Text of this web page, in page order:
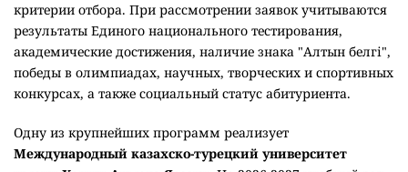
критерии отбора. При рассмотрении заявок учитываются
результаты Единого национального тестирования,
академические достижения, наличие знака "Алтын белгі",
победы в олимпиадах, научных, творческих и спортивных
конкурсах, а также социальный статус абитуриента.
Одну из крупнейших программ реализует
Международный казахско-турецкий университет